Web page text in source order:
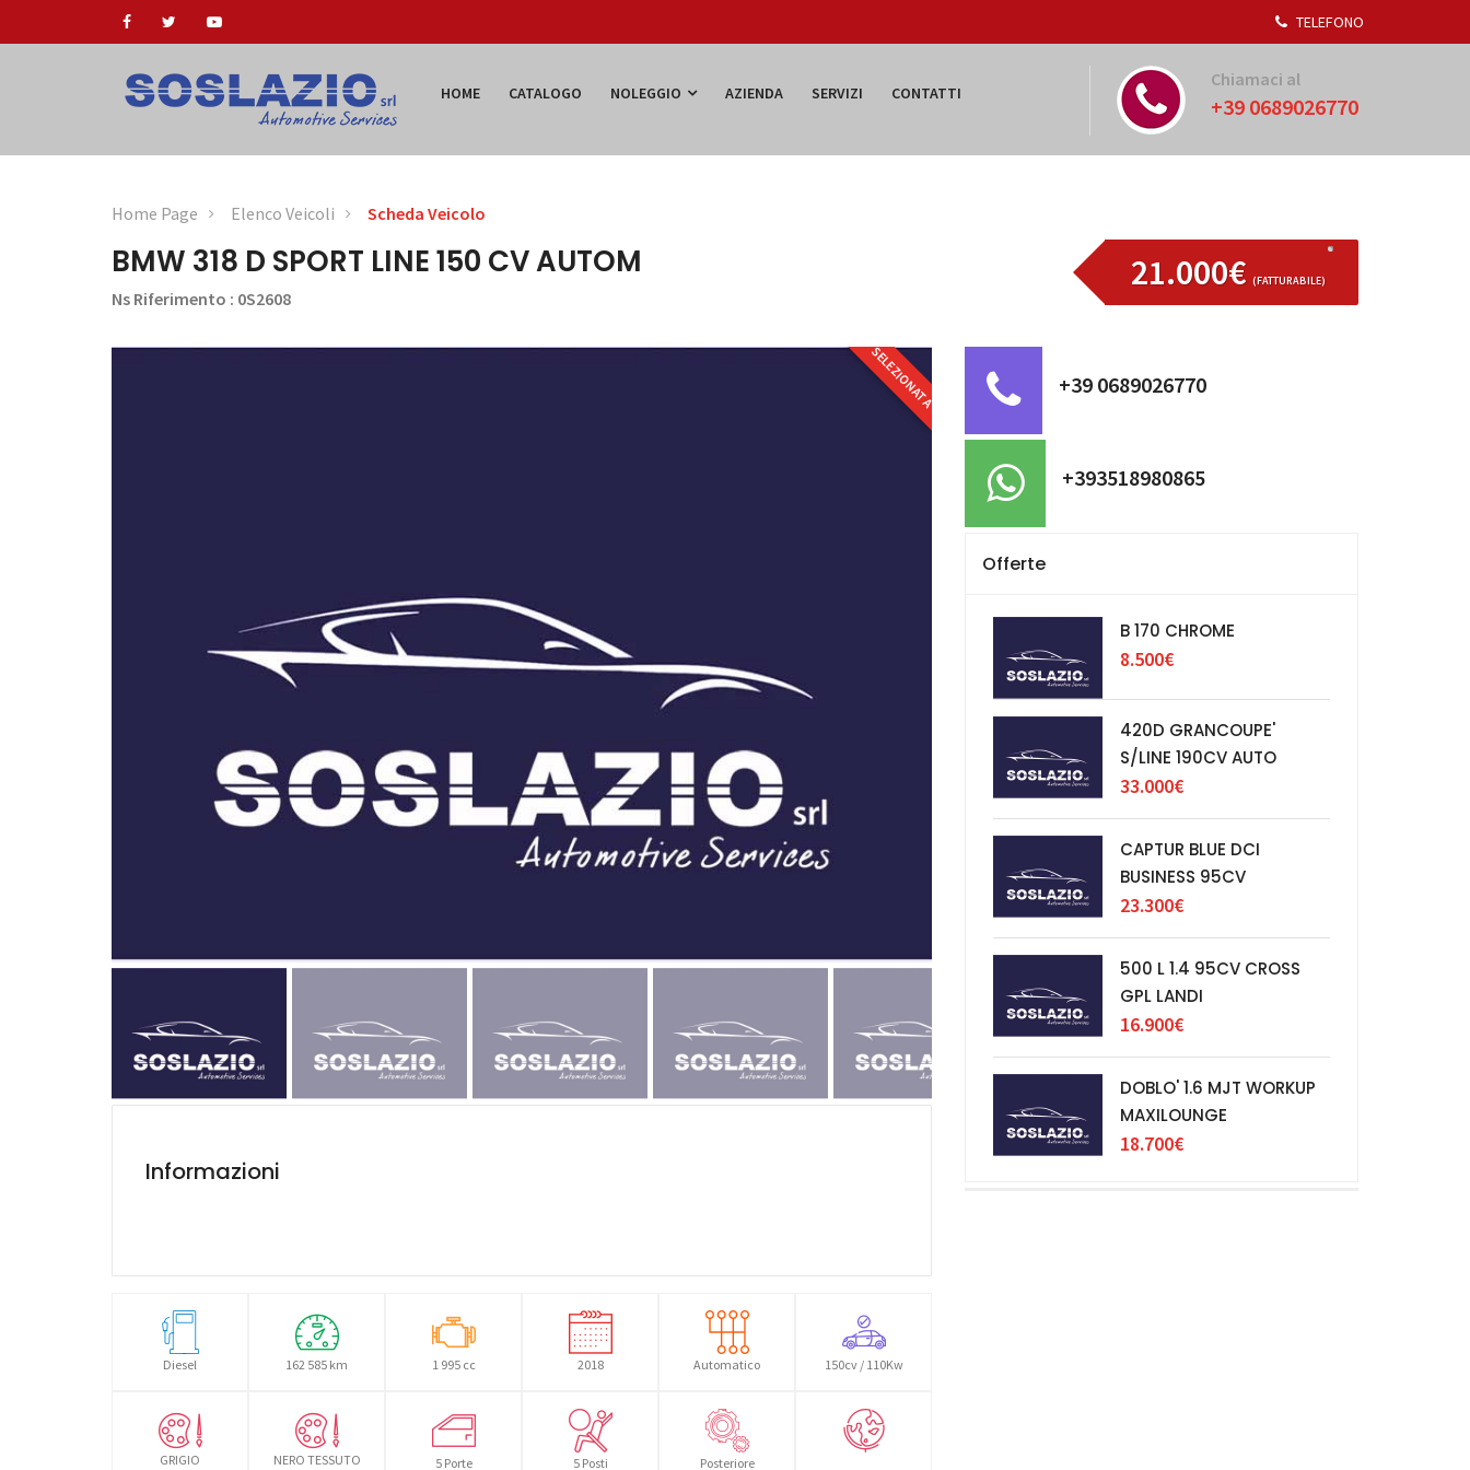
TELEFONO
HOME CATALOGO NOLEGGIO AZIENDA SERVIZI CONTATTI
Chiamaci al
+39 0689026770
Home Page Elenco Veicoli Scheda Veicolo
BMW 318 D SPORT LINE 150 CV AUTOM
Ns Riferimento : 0S2608
21.000€ (FATTURABILE)
SELEZIONATA
Informazioni
Diesel 162 585 km 1 995 cc 2018 Automatico 150cv / 110Kw
GRIGIO
NERO TESSUTO 5 Porte 5 Posti Posteriore
+39 0689026770
+393518980865
Offerte
B 170 CHROME
8.500€
420D GRANCOUPE'
S/LINE 190CV AUTO
33.000€
CAPTUR BLUE DCI
BUSINESS 95CV
23.300€
500 L 1.4 95CV CROSS
GPL LANDI
16.900€
DOBLO' 1.6 MJT WORKUP
MAXILOUNGE
18.700€